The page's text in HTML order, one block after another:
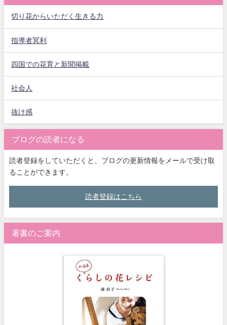
切り花からいただく生きる力
指導者冥利
四国での花育と新聞掲載
社会人
抜け感
ブログの読者になる
読者登録をしていただくと、ブログの更新情報をメールで受け取
ることができます。
読者登録はこちら
著書のご案内